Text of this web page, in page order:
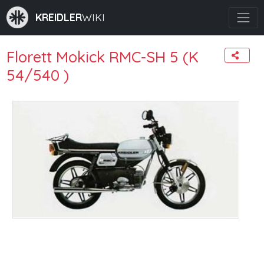
KREIDLERWIKI
Florett Mokick RMC-SH 5 (K
54/540 )